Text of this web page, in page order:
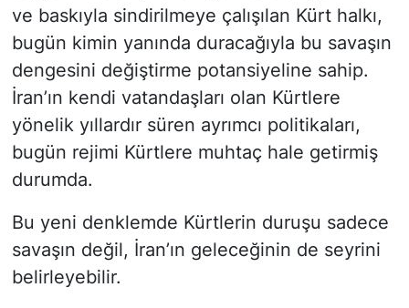
ve baskıyla sindirilmeye çalışılan Kürt halkı,
bugün kimin yanında duracağıyla bu savaşın
dengesini değiştirme potansiyeline sahip.
İran’ın kendi vatandaşları olan Kürtlere
yönelik yıllardır süren ayrımcı politikaları,
bugün rejimi Kürtlere muhtaç hale getirmiş
durumda.
Bu yeni denklemde Kürtlerin duruşu sadece
savaşın değil, İran’ın geleceğinin de seyrini
belirleyebilir.